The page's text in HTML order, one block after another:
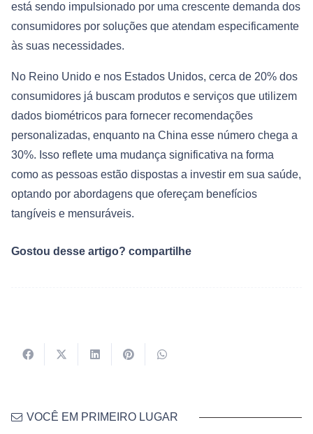
está sendo impulsionado por uma crescente demanda dos
consumidores por soluções que atendam especificamente
às suas necessidades.
No Reino Unido e nos Estados Unidos, cerca de 20% dos
consumidores já buscam produtos e serviços que utilizem
dados biométricos para fornecer recomendações
personalizadas, enquanto na China esse número chega a
30%. Isso reflete uma mudança significativa na forma
como as pessoas estão dispostas a investir em sua saúde,
optando por abordagens que ofereçam benefícios
tangíveis e mensuráveis​.
Gostou desse artigo? compartilhe
VOCÊ EM PRIMEIRO LUGAR